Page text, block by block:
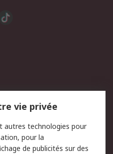
2.500 marques
Support technique
vie privée
autres technologies pour
pour la
de publicités sur des